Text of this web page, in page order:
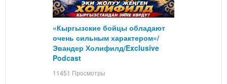
«Кыргызские бойцы обладают
очень сильным характером»/
Эвандер Холифилд/Exclusive
Podcast
11451 Просмотры